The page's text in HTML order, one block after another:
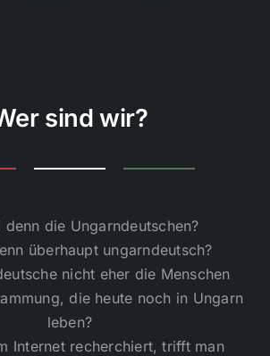
sind wir?
denn die Ungarndeutschen?
überhaupt ungarndeutsch?
nicht eher die Menschen
die heute noch in Ungarn
leben?
Internet recherchiert, trifft man